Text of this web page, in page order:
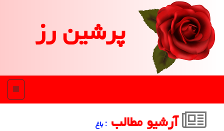
پرشین رز
منو
آرشیو مطالب : باغ